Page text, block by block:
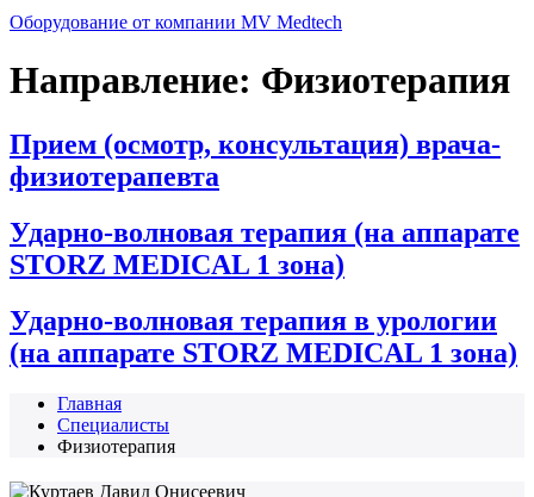
Оборудование от компании MV Medtech
Направление: Физиотерапия
Прием (осмотр, консультация) врача-
физиотерапевта
Ударно-волновая терапия (на аппарате
STORZ MEDICAL 1 зона)
Ударно-волновая терапия в урологии
(на аппарате STORZ MEDICAL 1 зона)
Главная
Специалисты
Физиотерапия